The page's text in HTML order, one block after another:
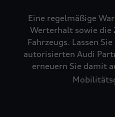
Eine regelmäßige
Werterhalt sowie die
Fahrzeugs. Lassen
autorisierten Audi
erneuern Sie damit